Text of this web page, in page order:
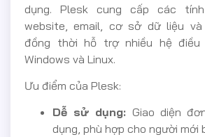
dụng. Plesk cung cấp các
website, email, cơ sở dữ liệu và
đồng thời hỗ trợ nhiều hệ điều
Windows và Linux.
Ưu điểm của Plesk:
Dễ sử dụng: Giao diện
dụng, phù hợp cho người mới